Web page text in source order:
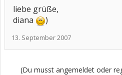
liebe grüße,
diana
)
13. September 2007
(Du musst angemeldet oder